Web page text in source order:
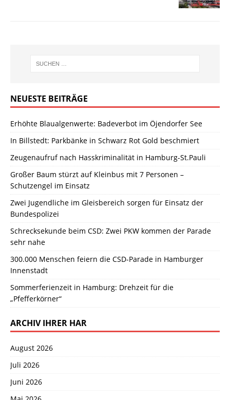
NEUESTE BEITRÄGE
Erhöhte Blaualgenwerte: Badeverbot im Öjendorfer See
In Billstedt: Parkbänke in Schwarz Rot Gold beschmiert
Zeugenaufruf nach Hasskriminalität in Hamburg-St.Pauli
Großer Baum stürzt auf Kleinbus mit 7 Personen –
Schutzengel im Einsatz
Zwei Jugendliche im Gleisbereich sorgen für Einsatz der
Bundespolizei
Schrecksekunde beim CSD: Zwei PKW kommen der Parade
sehr nahe
300.000 Menschen feiern die CSD-Parade in Hamburger
Innenstadt
Sommerferienzeit in Hamburg: Drehzeit für die
„Pfefferkörner“
ARCHIV IHRER HAR
August 2026
Juli 2026
Juni 2026